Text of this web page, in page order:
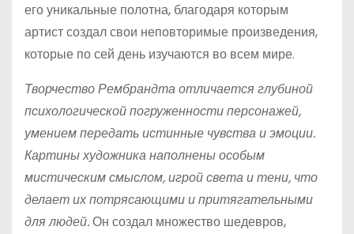
его уникальные полотна, благодаря которым
артист создал свои неповторимые произведения,
которые по сей день изучаются во всем мире.
Творчество Рембрандта отличается глубиной
психологической погруженности персонажей,
умением передать истинные чувства и эмоции.
Картины художника наполнены особым
мистическим смыслом, игрой света и тени, что
делает их потрясающими и притягательными
для людей.Он создал множество шедевров,